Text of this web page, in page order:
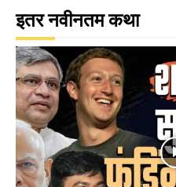
इतर नवीनतम कथा